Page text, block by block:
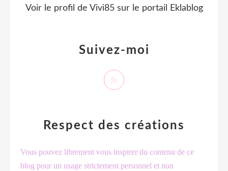
Voir le profil de Vivi85sur le portail Eklablog
Suivez-moi
Respect des créations
Vous pouvez librement vous inspirer du contenu de ce
blog pour un usage strictement personnel et non